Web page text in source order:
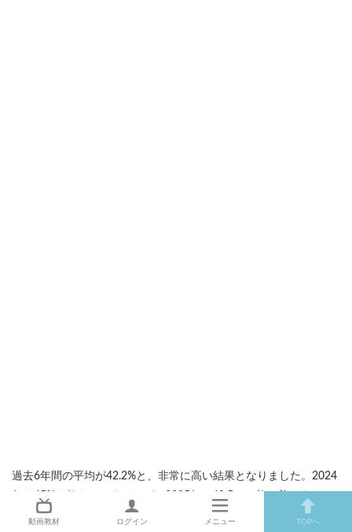
過去6年間の平均が42.2%と、非常に高い結果となりました。2024
年も45%を超えていましたが、2025年は40.5％と落ち着きまし
た。
動画教材 ログイン メニュー TOPへ